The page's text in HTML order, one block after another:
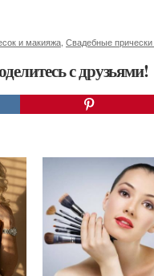
и макияжа Свадебные
с друзьями!